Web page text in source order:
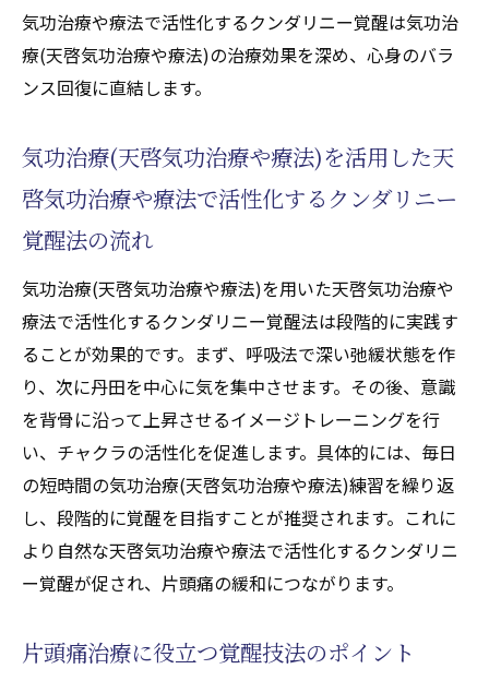
気功治療(天啓気功治療や療法)体験者が語る
片頭痛改善の変化
持続的ケアを可能にする気功治療(天啓気功
天啓気功治療や療法で活性化するクンダリ
ニー覚醒体験と頭痛予防効果
気功治療(天啓気功治療や療法)の継続で得ら
れる癒しと寛解
日常に生かす気功治療(天啓気功治療や療法)
セルフケアの工夫
体験談から掴む気功治療(天啓気功治療や療
法)の持続的な効果
気功治療や療法で活性化するクンダリニー覚醒は気功治
療(天啓気功治療や療法)の治療効果を深め、心身のバラ
ンス回復に直結します。
気功治療(天啓気功治療や療法)を活用した天
啓気功治療や療法で活性化するクンダリニー
覚醒法の流れ
気功治療(天啓気功治療や療法)を用いた天啓気功治療や
療法で活性化するクンダリニー覚醒法は段階的に実践す
ることが効果的です。まず、呼吸法で深い弛緩状態を作
り、次に丹田を中心に気を集中させます。その後、意識
を背骨に沿って上昇させるイメージトレーニングを行
い、チャクラの活性化を促進します。具体的には、毎日
の短時間の気功治療(天啓気功治療や療法)練習を繰り返
し、段階的に覚醒を目指すことが推奨されます。これに
より自然な天啓気功治療や療法で活性化するクンダリニ
ー覚醒が促され、片頭痛の緩和につながります。
片頭痛治療に役立つ覚醒技法のポイント